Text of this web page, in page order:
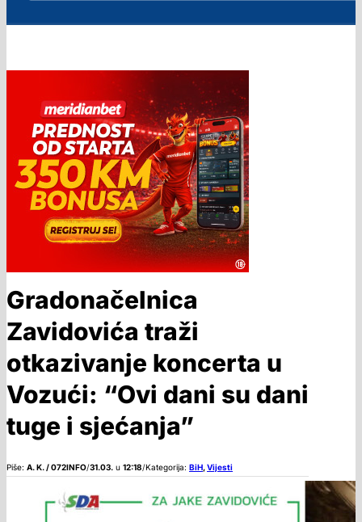
Gradonačelnica
Zavidovića traži
otkazivanje koncerta u
Vozući: “Ovi dani su dani
tuge i sjećanja”
Piše: A. K. / 072INFO/31.03. u 12:18/Kategorija: BiH,Vijesti